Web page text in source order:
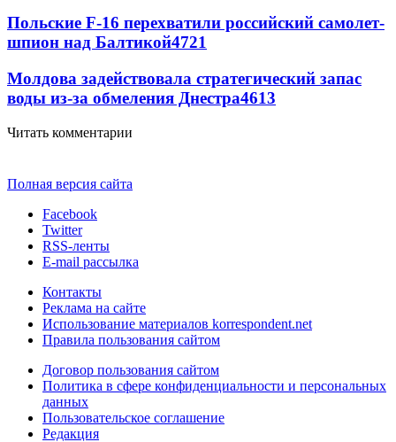
Польские F-16 перехватили российский самолет-
шпион над Балтикой4721
Молдова задействовала стратегический запас
воды из-за обмеления Днестра4613
Читать комментарии
Полная версия сайта
Facebook
Twitter
RSS-ленты
E-mail рассылка
Контакты
Реклама на сайте
Использование материалов korrespondent.net
Правила пользования сайтом
Договор пользования сайтом
Политика в сфере конфиденциальности и персональных
данных
Пользовательское соглашение
Редакция